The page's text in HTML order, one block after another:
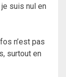
suis nul en
n’est pas
surtout en